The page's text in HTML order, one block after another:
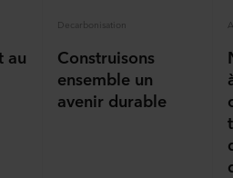
au
Decarbonisation
Construisons
ensemble un
avenir durable